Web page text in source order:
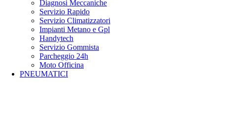
Servizio Climatizzatori
Impianti Metano e Gpl
Handytech
Servizio Gommista
Parcheggio 24h
Moto Officina
PNEUMATICI